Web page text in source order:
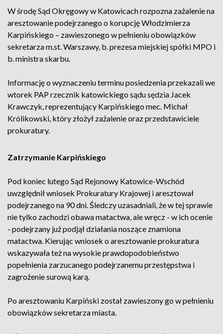
W środę Sąd Okręgowy w Katowicach rozpozna zażalenie na
aresztowanie podejrzanego o korupcję Włodzimierza
Karpińskiego – zawieszonego w pełnieniu obowiązków
sekretarza m.st. Warszawy, b. prezesa miejskiej spółki MPO i
b. ministra skarbu.
Informację o wyznaczeniu terminu posiedzenia przekazali we
wtorek PAP rzecznik katowickiego sądu sędzia Jacek
Krawczyk, reprezentujący Karpińskiego mec. Michał
Królikowski, który złożył zażalenie oraz przedstawiciele
prokuratury.
Zatrzymanie Karpińskiego
Pod koniec lutego Sąd Rejonowy Katowice-Wschód
uwzględnił wniosek Prokuratury Krajowej i aresztował
podejrzanego na 90 dni. Śledczy uzasadniali, że w tej sprawie
nie tylko zachodzi obawa matactwa, ale wręcz - w ich ocenie
- podejrzany już podjął działania noszące znamiona
matactwa. Kierując wniosek o aresztowanie prokuratura
wskazywała też na wysokie prawdopodobieństwo
popełnienia zarzucanego podejrzanemu przestępstwa i
zagrożenie surową karą.
Po aresztowaniu Karpiński został zawieszony go w pełnieniu
obowiązków sekretarza miasta.